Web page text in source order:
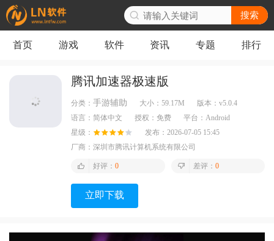
搜索
首页 游戏 软件 资讯 专题 排行
腾讯加速器极速版
分类： 手游辅助 大小： 59.17M 版本： v5.0.4
语言： 简体中文 授权： 免费 平台： Android
星级：
发布： 2026-07-05 15:45
厂商： 深圳市腾讯计算机系统有限公司
好评： 0 差评： 0
立即下载